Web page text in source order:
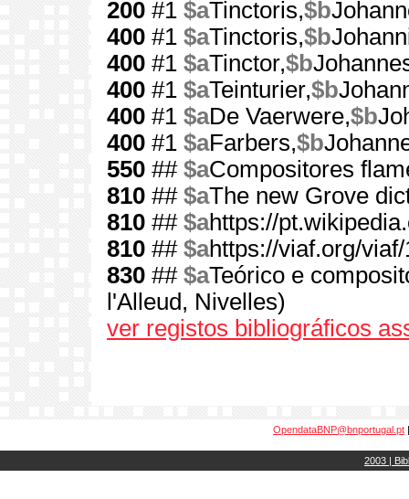
200 #1 $aTinctoris,$b
400 #1 $aTinctoris,$b
400 #1 $aTinctor,$b
400 #1 $aTeinturier,$b
400 #1 $aDe Vaerwere,$b
400 #1 $aFarbers,$b
550 ## $aCompositores
810 ## $aThe new Grove
810 ## $ahttps://
810 ## $ahttps://viaf.org/
830 ## $aTeórico e
l'Alleud, Nivelles)
ver registos bibliográficos
OpendataBNP@bnportugal.pt
2003 |